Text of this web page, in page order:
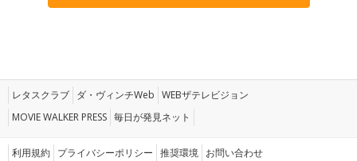
レタスクラブ ダ・ヴィンチWeb WEBザテレビジョン
MOVIE WALKER PRESS 毎日が発見ネット
利用規約 プライバシーポリシー 推奨環境 お問い合わせ